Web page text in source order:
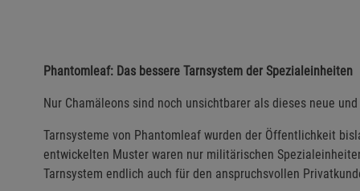
Phantomleaf: Das bessere Tarnsystem der Spezialeinheiten
Nur Chamäleons sind noch unsichtbarer als dieses neue
Tarnsysteme von Phantomleaf wurden der Öffentlichkeit
entwickelten Muster waren nur militärischen
Tarnsystem endlich auch für den anspruchsvollen